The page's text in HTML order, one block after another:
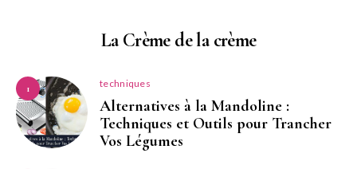
La Crème de la crème
1 techniques
Alternatives à la Mandoline :
Techniques et Outils pour Trancher
Vos Légumes